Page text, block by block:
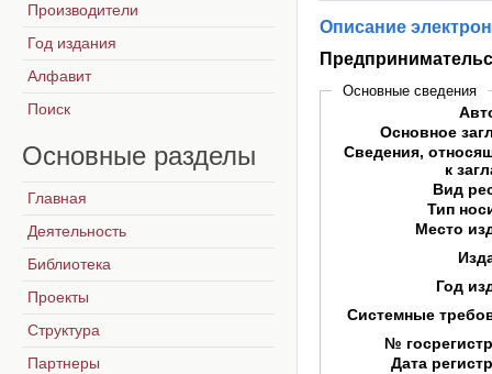
Описание
Основные сведения
Основное
Сведения,
к
Вид
Тип
Место
Год
Системные
№
Дата
Производители
Год издания
Алфавит
Поиск
Основные разделы
Главная
Деятельность
Библиотека
Проекты
Структура
Партнеры